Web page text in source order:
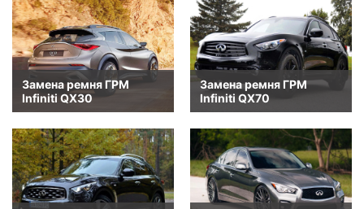
Замена ремня ГРМ
Infiniti QX30
Замена ремня ГРМ
Infiniti QX70